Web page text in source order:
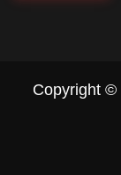
Copyright ©